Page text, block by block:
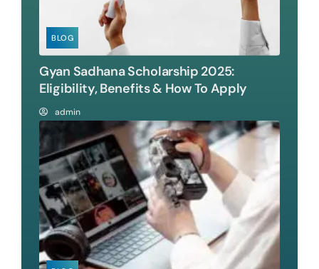
BLOG
Gyan Sadhana Scholarship 2025:
Eligibility, Benefits & How To Apply
admin